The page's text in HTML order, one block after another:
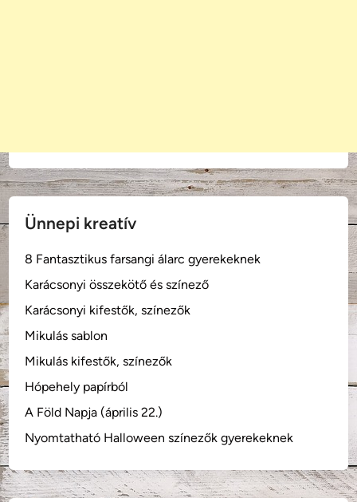
Ünnepi kreatív
8 Fantasztikus farsangi álarc gyerekeknek
Karácsonyi összekötő és színező
Karácsonyi kifestők, színezők
Mikulás sablon
Mikulás kifestők, színezők
Hópehely papírból
A Föld Napja (április 22.)
Nyomtatható Halloween színezők gyerekeknek